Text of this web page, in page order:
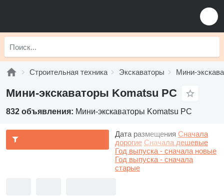
Строительная техника Экскаваторы Мини-
Мини-экскаваторы Komatsu PC
832 объявления: Мини-экскаваторы Komatsu PC
Дата размещения Сначала
дорогие Сначала дешевые
Год выпуска - сначала новые
Год выпуска - сначала
старые